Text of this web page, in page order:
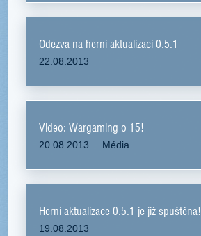
Odezva na herní aktualizaci 0.5.1
22.08.2013
Video: Wargaming o 15!
20.08.2013 Média
Herní aktualizace 0.5.1 je již spuštěna!
19.08.2013